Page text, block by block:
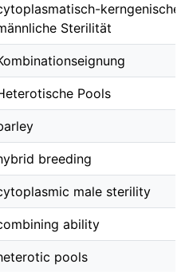
kerngenische
Sterilität
Pools
breeding
male sterility
ability
pools